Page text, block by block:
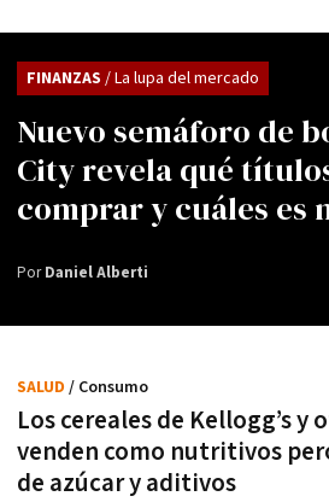
Nuevo semáforo de
City revela qué
comprar y cuáles es
FINANZAS / La lupa del mercado
PorDaniel Alberti
Los cereales de Kellogg’s y
venden como nutritivos
de azúcar y aditivos
SALUD / Consumo